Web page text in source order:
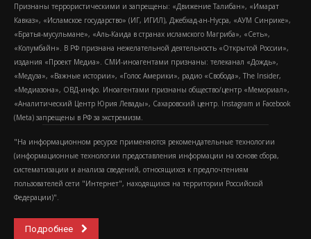
Признаны террористическими и запрещены: «Движение Талибан», «Имарат
Кавказ», «Исламское государство» (ИГ, ИГИЛ), Джебхад-ан-Нусра, «АУМ Синрике»,
«Братья-мусульмане», «Аль-Каида в странах исламского Магриба», «Сеть»,
«Колумбайн». В РФ признана нежелательной деятельность «Открытой России»,
издания «Проект Медиа». СМИ-иноагентами признаны: телеканал «Дождь»,
«Медуза», «Важные истории», «Голос Америки», радио «Свобода», The Insider,
«Медиазона», ОВД-инфо. Иноагентами признаны общество/центр «Мемориал»,
«Аналитический Центр Юрия Левады», Сахаровский центр. Instagram и Facebook
(Metа) запрещены в РФ за экстремизм.
"На информационном ресурсе применяются рекомендательные технологии
(информационные технологии предоставления информации на основе сбора,
систематизации и анализа сведений, относящихся к предпочтениям
пользователей сети "Интернет", находящихся на территории Российской
Федерации)".
Подробнее